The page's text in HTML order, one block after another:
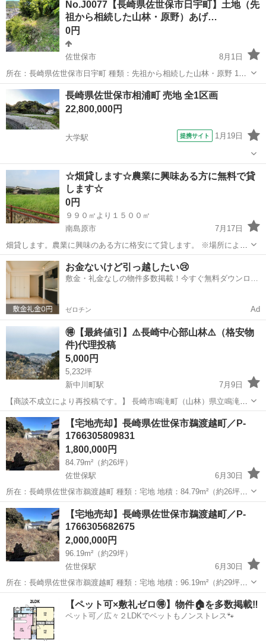
面積) 詳細及びお問い合わせは下記URLからお願い致します。 詳細：
h...
No.J0077【長崎県佐世保市日宇町】土地（先
祖から相続した山林・原野）あげ…
0円
佐世保市
8月1日
所在：長崎県佐世保市日宇町 種類：先祖から相続した山林・原野 1筆
地積：265㎡(公簿面積) 詳細及びお問い合わせは下記URLからお願い致
します。 詳細：https://souzokutochi-kokkokizo...
長崎 佐世保市 土地販売/土地売買
長崎県佐世保市相浦町 売地 全1区画
22,800,000円
大学駅 提携サイト 1月19日
長崎 佐世保市 大学駅 土地販売/土地売買
☆畑貸します☆農業に興味ある方に無料で貸
します☆
0円
９９０㎡より１５００㎡
南島原市
7月17日
畑貸します。農業に興味のある方に格安にて貸します。 ※場所によっ
ては、無料にてお貸、致します。
長崎 南島原市 土地販売/土地売買 格安
お金ないけど引っ越したい😢
敷金・礼金なしの物件多数掲載！今すぐ無料ダウンロー
ゼロチン Ad
🉐【最終値引】⚠️長崎中心部山林⚠️（格安物
件)代理投稿
5,000円
5,232坪
新中川町駅
7月9日
【商談不成立により再投稿です。】 長崎市鳴滝町（山林）県立鳴滝高
校上、景観良し。 ＊建設可能地、施設用地、事業用地などに？ ＊一坪
=10,000→8,000→7,000→5,000円（❗️価格は一坪の価格です。) 少...
長崎 長崎市 新中川町駅 土地販売/土地売買 物件
【宅地売却】長崎県佐世保市鵜渡越町／P-
1766305809831
1,800,000円
84.79m²（約26坪）
佐世保駅
6月30日
所在：長崎県佐世保市鵜渡越町 種類：宅地 地積：84.79m²（約26坪）
価格：180万円 交通：JR佐世保線「佐世保駅」より車で約15分 物件の
魅力： 長崎県佐世保市の閑静な住宅エリア、鵜渡越町の宅地です...
長崎 佐世保市 佐世保駅 土地販売/土地売買
【宅地売却】長崎県佐世保市鵜渡越町／P-
1766305682675
2,000,000円
96.19m²（約29坪）
佐世保駅
6月30日
所在：長崎県佐世保市鵜渡越町 種類：宅地 地積：96.19m²（約29坪）
価格：200万円 交通：JR佐世保線「佐世保駅」より車で約15分 物件の
魅力： 長崎県佐世保市の閑静な住宅エリア、鵜渡越町の宅地です...
佐世保市 佐世保駅 土地販売/土地売買 宅地
【ペット可×敷礼ゼロ🉐】物件🏠を多数掲載‼️
ペット可／広々２LDKでペットもノンストレス🐾